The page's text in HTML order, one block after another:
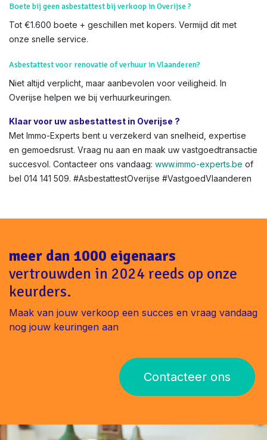
Boete bij geen asbestattest bij verkoop in Overijse ?
Tot €1.600 boete + geschillen met kopers. Vermijd dit met
onze snelle service.
Asbestattest voor renovatie of verhuur in Vlaanderen?
Niet altijd verplicht, maar aanbevolen voor veiligheid. In
Overijse helpen we bij verhuurkeuringen.
Klaar voor uw asbestattest in Overijse ?
Met Immo-Experts bent u verzekerd van snelheid, expertise
en gemoedsrust. Vraag nu aan en maak uw vastgoedtransactie
succesvol. Contacteer ons vandaag: www.immo-experts.be of
bel 014 141 509. #AsbestattestOverijse #VastgoedVlaanderen
meer dan 1000 eigenaars
vertrouwden in 2024 reeds op onze
keurders.
Maak van jouw verkoop een succes en vraag vandaag
nog jouw keuringen aan
Contacteer ons